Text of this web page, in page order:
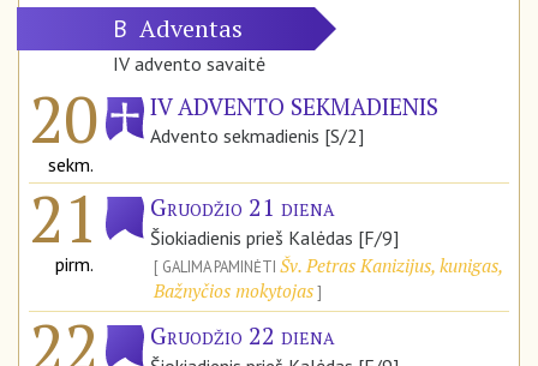
B Adventas
IV advento savaitė
20
sekm.
IV ADVENTO SEKMADIENIS
Advento sekmadienis [S/2]
21
pirm.
Gruodžio 21 diena
Šiokiadienis prieš Kalėdas [F/9]
GALIMA PAMINĖTI Šv. Petras Kanizijus, kunigas,
Bažnyčios mokytojas
22 Gruodžio 22 diena